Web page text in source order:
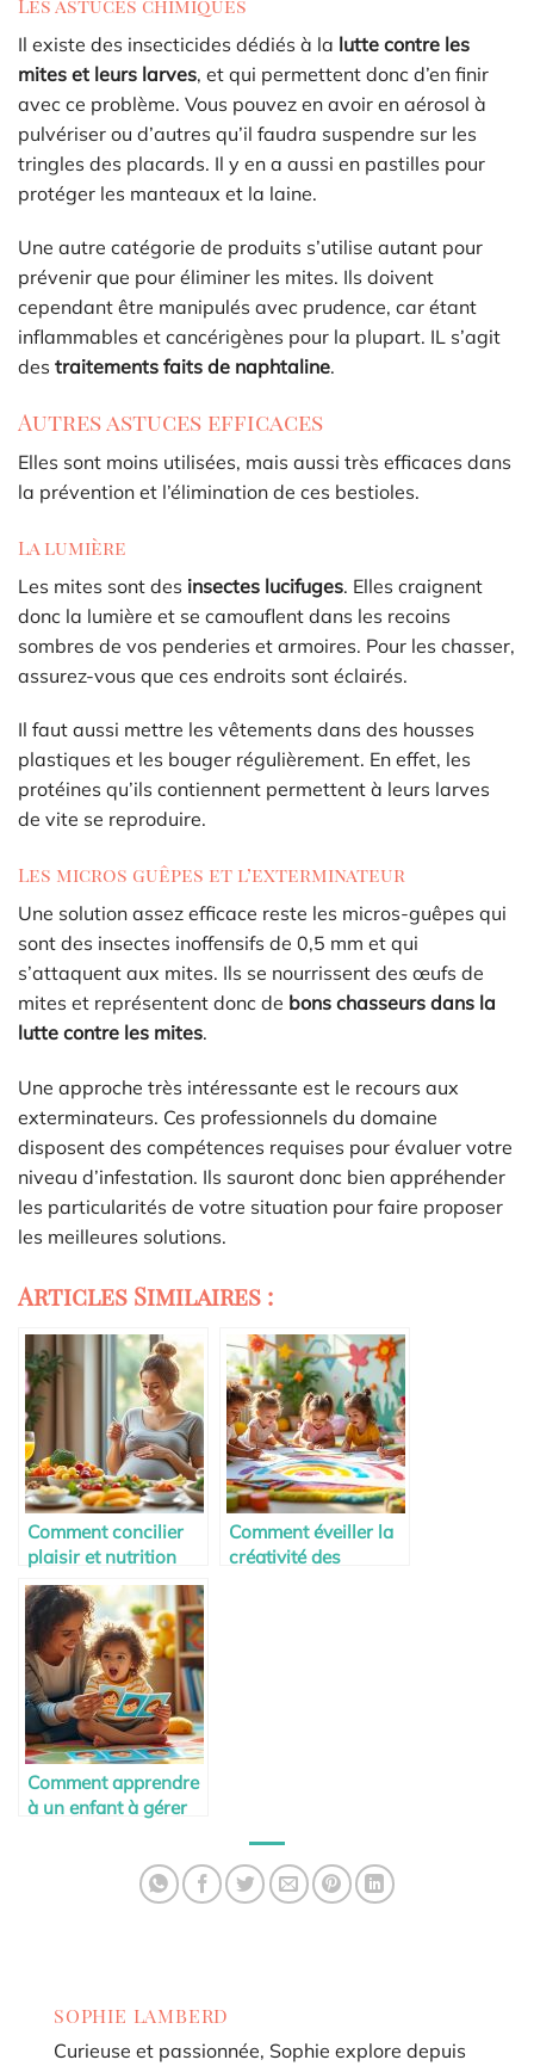
Il existe des insecticides dédiés à la lutte contre les
mites et leurs larves, et qui permettent donc d’en finir
avec ce problème. Vous pouvez en avoir en aérosol à
pulvériser ou d’autres qu’il faudra suspendre sur les
tringles des placards. Il y en a aussi en pastilles pour
protéger les manteaux et la laine.
Une autre catégorie de produits s’utilise autant pour
prévenir que pour éliminer les mites. Ils doivent
cependant être manipulés avec prudence, car étant
inflammables et cancérigènes pour la plupart. IL s’agit
des traitements faits de naphtaline.
Autres astuces efficaces
Elles sont moins utilisées, mais aussi très efficaces dans
la prévention et l’élimination de ces bestioles.
La lumière
Les mites sont des insectes lucifuges. Elles craignent
donc la lumière et se camouflent dans les recoins
sombres de vos penderies et armoires. Pour les chasser,
assurez-vous que ces endroits sont éclairés.
Il faut aussi mettre les vêtements dans des housses
plastiques et les bouger régulièrement. En effet, les
protéines qu’ils contiennent permettent à leurs larves
de vite se reproduire.
Les micros guêpes et l’exterminateur
Une solution assez efficace reste les micros-guêpes qui
sont des insectes inoffensifs de 0,5 mm et qui
s’attaquent aux mites. Ils se nourrissent des œufs de
mites et représentent donc de bons chasseurs dans la
lutte contre les mites.
Une approche très intéressante est le recours aux
exterminateurs. Ces professionnels du domaine
disposent des compétences requises pour évaluer votre
niveau d’infestation. Ils sauront donc bien appréhender
les particularités de votre situation pour faire proposer
les meilleures solutions.
Articles Similaires :
Comment concilier
plaisir et nutrition
pendant la maternité
Comment éveiller la
créativité des
Comment apprendre
à un enfant à gérer
SOPHIE LAMBERD
Curieuse et passionnée, Sophie explore depuis